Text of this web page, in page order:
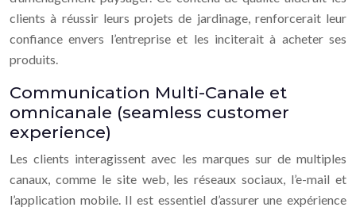
clients à réussir leurs projets de jardinage, renforcerait leur
confiance envers l’entreprise et les inciterait à acheter ses
produits.
Communication Multi-Canale et
omnicanale (seamless customer
experience)
Les clients interagissent avec les marques sur de multiples
canaux, comme le site web, les réseaux sociaux, l’e-mail et
l’application mobile. Il est essentiel d’assurer une expérience